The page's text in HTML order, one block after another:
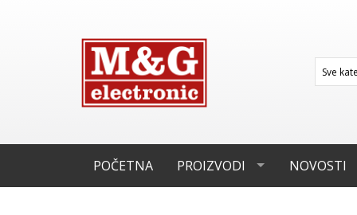
POČETNA PROIZVODI NOVOSTI